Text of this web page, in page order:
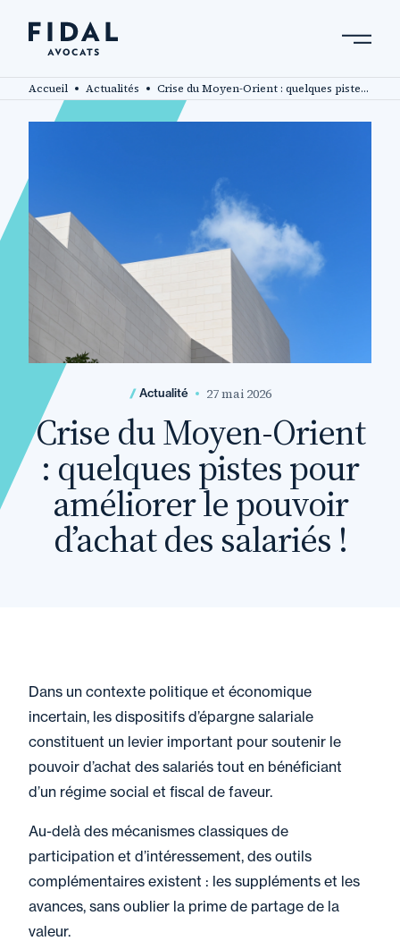
contenu
principal
Accueil Actualités Crise du Moyen-Orient : quelques pistes pour améliorer le pouvoir d’achat des salariés !
Actualité 27 mai 2026
Crise du Moyen-Orient
: quelques pistes pour
améliorer le pouvoir
d’achat des salariés !
Dans un contexte politique et économique
incertain, les dispositifs d’épargne salariale
constituent un levier important pour soutenir le
pouvoir d’achat des salariés tout en bénéficiant
d’un régime social et fiscal de faveur.
Au-delà des mécanismes classiques de
participation et d’intéressement, des outils
complémentaires existent : les suppléments et les
avances, sans oublier la prime de partage de la
valeur.